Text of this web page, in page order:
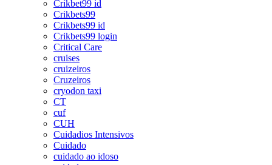
Crikbet99 id
Crikbets99
Crikbets99 id
Crikbets99 login
Critical Care
cruises
cruizeiros
Cruzeiros
cryodon taxi
CT
cuf
CUH
Cuidadios Intensivos
Cuidado
cuidado ao idoso